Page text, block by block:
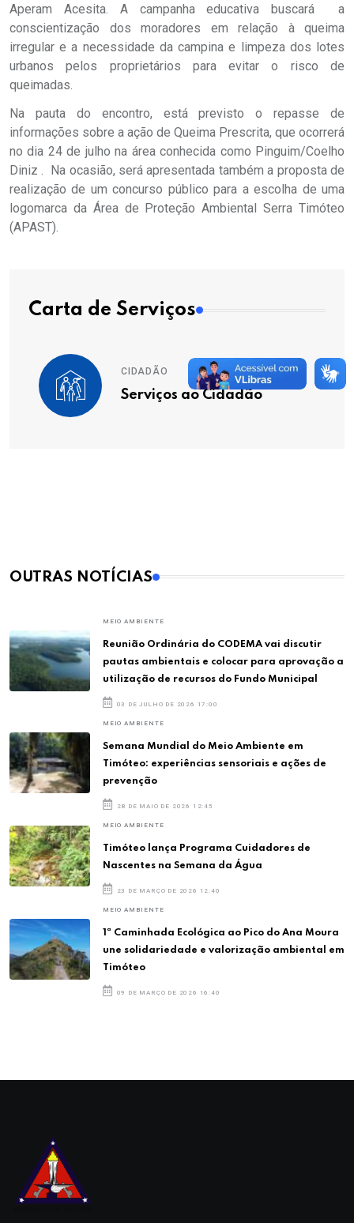
Aperam Acesita. A campanha educativa buscará a
conscientização dos moradores em relação à queima
irregular e a necessidade da campina e limpeza dos lotes
urbanos pelos proprietários para evitar o risco de
queimadas.
Na pauta do encontro, está previsto o repasse de
informações sobre a ação de Queima Prescrita, que ocorrerá
no dia 24 de julho na área conhecida como Pinguim/Coelho
Diniz . Na ocasião, será apresentada também a proposta de
realização de um concurso público para a escolha de uma
logomarca da Área de Proteção Ambiental Serra Timóteo
(APAST).
Carta de Serviços
CIDADÃO
Serviços ao Cidadão
OUTRAS NOTÍCIAS
MEIO AMBIENTE
Reunião Ordinária do CODEMA vai discutir
pautas ambientais e colocar para aprovação a
utilização de recursos do Fundo Municipal
03 DE JULHO DE 2026 17:00
MEIO AMBIENTE
Semana Mundial do Meio Ambiente em
Timóteo: experiências sensoriais e ações de
prevenção
28 DE MAIO DE 2026 12:45
MEIO AMBIENTE
Timóteo lança Programa Cuidadores de
Nascentes na Semana da Água
23 DE MARÇO DE 2026 12:40
MEIO AMBIENTE
1ª Caminhada Ecológica ao Pico do Ana Moura
une solidariedade e valorização ambiental em
Timóteo
09 DE MARÇO DE 2026 16:40